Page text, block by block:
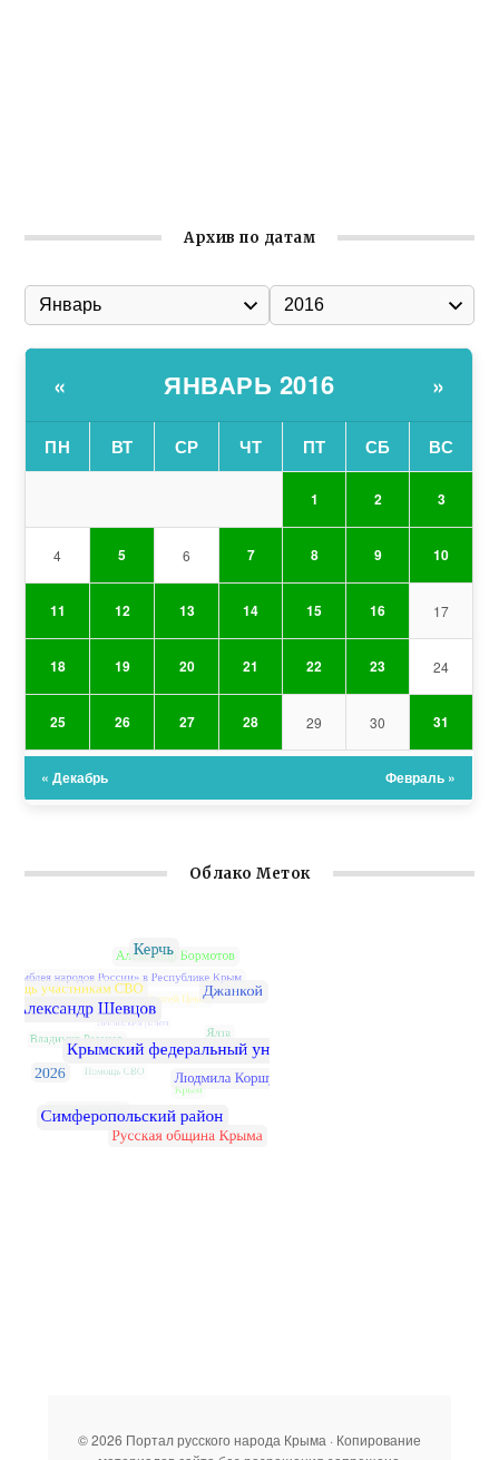
Архив по датам
« ЯНВАРЬ 2016 »
ПН ВТ СР ЧТ ПТ СБ ВС
1 2 3
4 5 6 7 8 9 10
11 12 13 14 15 16 17
18 19 20 21 22 23 24
25 26 27 28 29 30 31
« Декабрь Февраль »
Облако Меток
© 2026 Портал русского народа Крыма · Копирование